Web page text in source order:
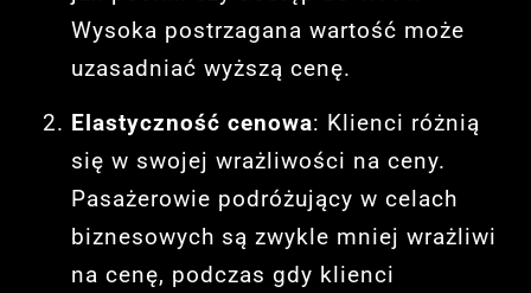
Wysoka postrzagana wartość może
uzasadniać wyższą cenę.
Elastyczność cenowa: Klienci różnią
się w swojej wrażliwości na ceny.
Pasażerowie podróżujący w celach
biznesowych są zwykle mniej wrażliwi
na cenę, podczas gdy klienci